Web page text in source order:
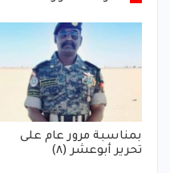
بمناسبة مرور عام على
تحرير أبوعشر (٨)